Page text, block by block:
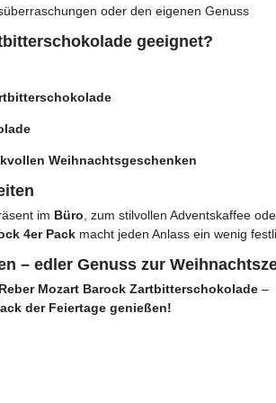
oder den eigenen Genuss
geeignet?
Weihnachtsgeschenken
im Büro , zum stilvollen Adventskaffee
4er Pack macht jeden Anlass ein wenig
– edler Genuss zur
Mozart Barock Zartbitterschokolade –
der Feiertage genießen!